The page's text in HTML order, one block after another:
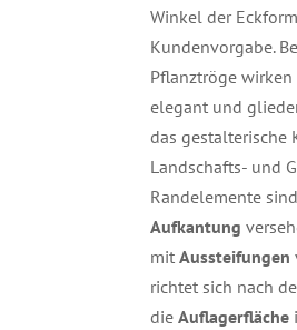
Winkel der
Kundenvorgabe.
Pflanztröge
elegant und
das gestalterische
Landschafts- und
Randelemente
Aufkantung
mit Aussteifungen
richtet sich nach
die Auflagerfläche